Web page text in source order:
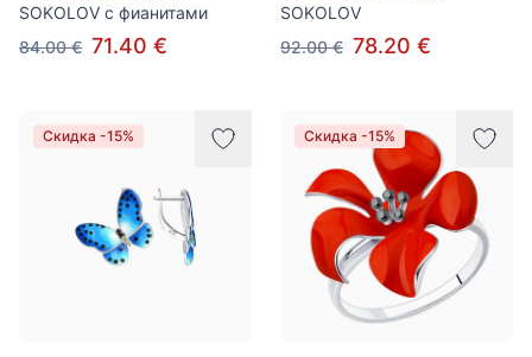
SOKOLOV с фианитами
84.00 € 71.40 €
SOKOLOV
92.00 € 78.20 €
Скидка -15% Скидка -15%